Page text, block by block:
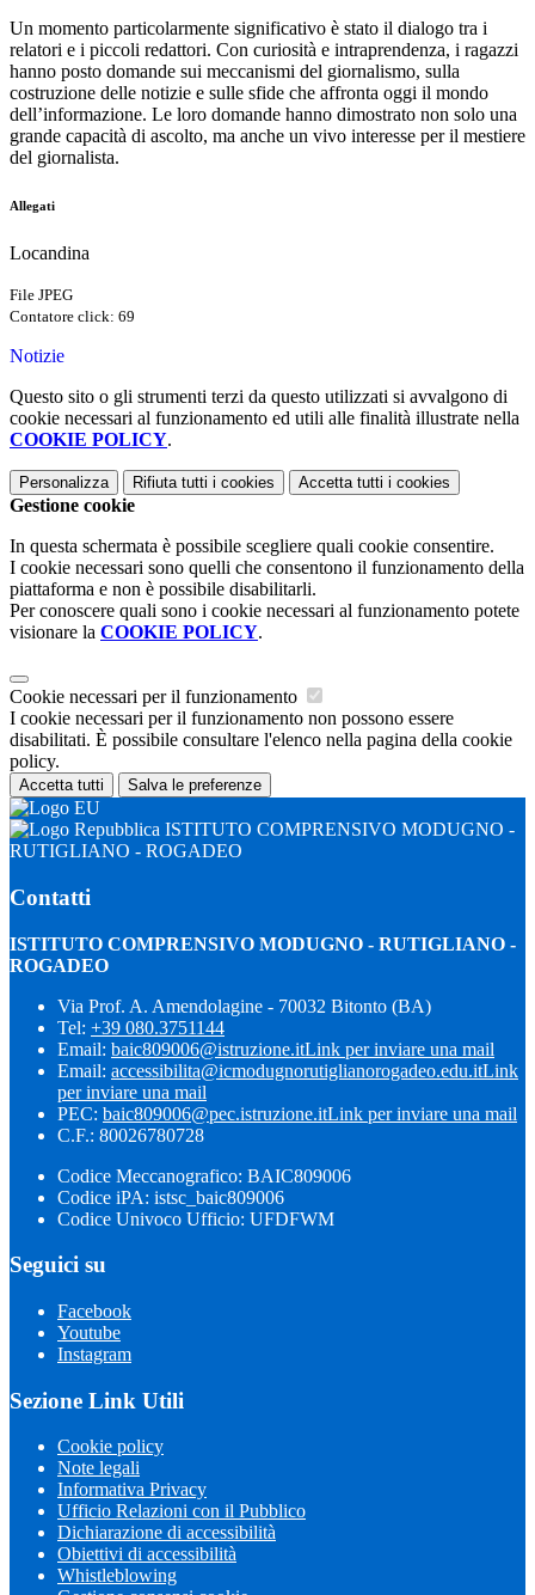
Un momento particolarmente significativo è stato il dialogo tra i
relatori e i piccoli redattori. Con curiosità e intraprendenza, i ragazzi
hanno posto domande sui meccanismi del giornalismo, sulla
costruzione delle notizie e sulle sfide che affronta oggi il mondo
dell’informazione. Le loro domande hanno dimostrato non solo una
grande capacità di ascolto, ma anche un vivo interesse per il mestiere
del giornalista.
Allegati
Locandina
File JPEG
Contatore click: 69
Notizie
Questo sito o gli strumenti terzi da questo utilizzati si avvalgono di
cookie necessari al funzionamento ed utili alle finalità illustrate nella
COOKIE POLICY.
Personalizza Rifiuta tutti i cookies Accetta tutti i cookies
Gestione cookie
In questa schermata è possibile scegliere quali cookie consentire.
I cookie necessari sono quelli che consentono il funzionamento della
piattaforma e non è possibile disabilitarli.
Per conoscere quali sono i cookie necessari al funzionamento potete
visionare la COOKIE POLICY.
Cookie necessari per il funzionamento
I cookie necessari per il funzionamento non possono essere
disabilitati. È possibile consultare l'elenco nella pagina della cookie
policy.
Accetta tutti Salva le preferenze
ISTITUTO COMPRENSIVO MODUGNO -
RUTIGLIANO - ROGADEO
Contatti
ISTITUTO COMPRENSIVO MODUGNO - RUTIGLIANO -
ROGADEO
Via Prof. A. Amendolagine - 70032 Bitonto (BA)
Tel: +39 080.3751144
Email: baic809006@istruzione.itLink per inviare una mail
Email: accessibilita@icmodugnorutiglianorogadeo.edu.itLink
per inviare una mail
PEC: baic809006@pec.istruzione.itLink per inviare una mail
C.F.: 80026780728
Codice Meccanografico: BAIC809006
Codice iPA: istsc_baic809006
Codice Univoco Ufficio: UFDFWM
Seguici su
Facebook
Youtube
Instagram
Sezione Link Utili
Cookie policy
Note legali
Informativa Privacy
Ufficio Relazioni con il Pubblico
Dichiarazione di accessibilità
Obiettivi di accessibilità
Whistleblowing